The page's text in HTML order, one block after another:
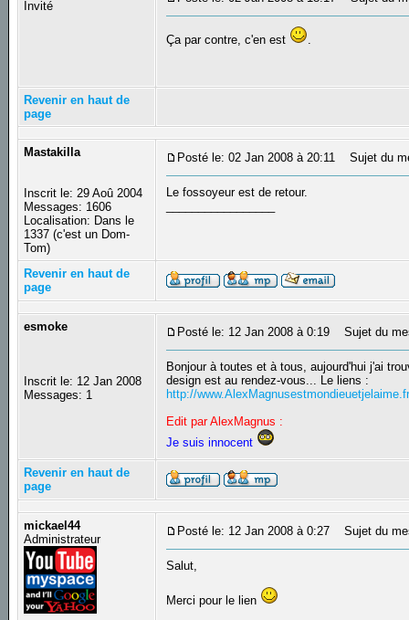
Invité
Ça par contre, c'en est .
Revenir en haut de
page
Mastakilla
Inscrit le: 29 Aoû 2004
Messages: 1606
Localisation: Dans le
1337 (c'est un Dom-
Tom)
Posté le: 02 Jan 2008 à 20:11 Sujet du
Le fossoyeur est de retour.
Revenir en haut de
page
esmoke
Inscrit le: 12 Jan 2008
Messages: 1
Posté le: 12 Jan 2008 à 0:19 Sujet du
Bonjour à toutes et à tous, aujourd'hui j'ai
design est au rendez-vous... Le liens :
http://
Edit par AlexMagnus :
Je suis innocent
Revenir en haut de
page
mickael44
Administrateur
Posté le: 12 Jan 2008 à 0:27 Sujet du
Salut,
Merci pour le lien